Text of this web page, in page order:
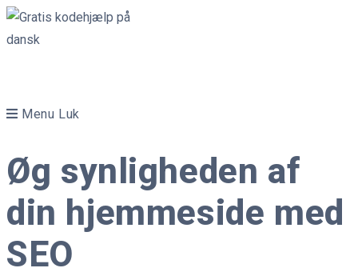
Skip
to
Menu Luk
Øg synligheden af
din hjemmeside med
SEO